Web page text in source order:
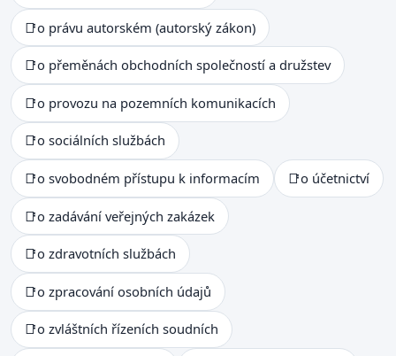
📑o právu autorském (autorský zákon)
📑o přeměnách obchodních společností a družstev
📑o provozu na pozemních komunikacích
📑o sociálních službách
📑o svobodném přístupu k informacím 📑o účetnictví
📑o zadávání veřejných zakázek
📑o zdravotních službách
📑o zpracování osobních údajů
📑o zvláštních řízeních soudních